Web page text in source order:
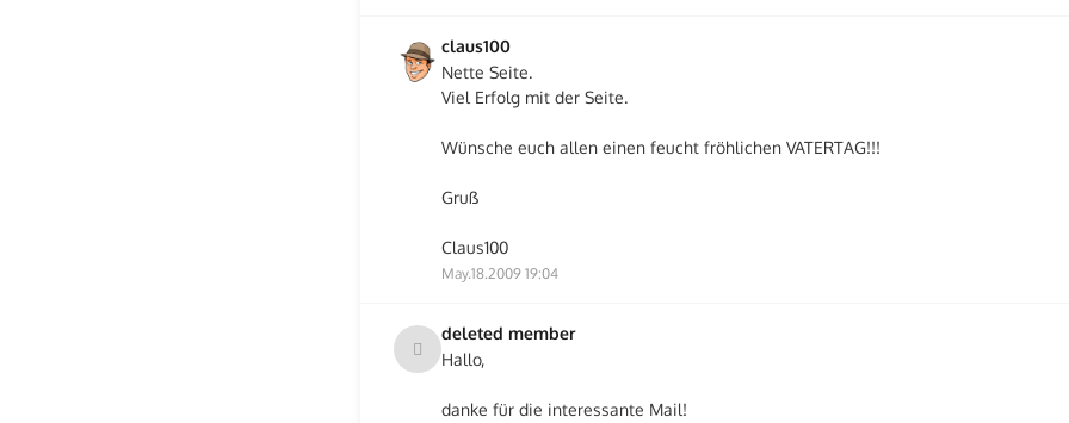
claus100
Nette Seite.
Viel Erfolg mit der Seite.
Wünsche euch allen einen feucht fröhlichen VATERTAG!!!
Gruß
Claus100
May.18.2009 19:04
deleted member
Hallo,
danke für die interessante Mail!